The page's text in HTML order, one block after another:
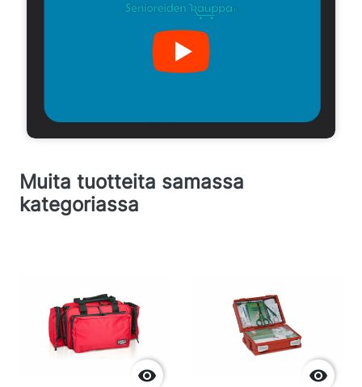
Muita tuotteita samassa
kategoriassa
 